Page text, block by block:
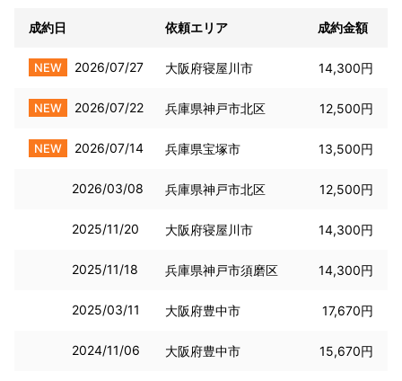
成約日 依頼エリア 成約金額
NEW 2026/07/27 大阪府寝屋川市 14,300円
NEW 2026/07/22 兵庫県神戸市北区 12,500円
NEW 2026/07/14 兵庫県宝塚市 13,500円
2026/03/08 兵庫県神戸市北区 12,500円
2025/11/20 大阪府寝屋川市 14,300円
2025/11/18 兵庫県神戸市須磨区 14,300円
2025/03/11 大阪府豊中市 17,670円
2024/11/06 大阪府豊中市 15,670円